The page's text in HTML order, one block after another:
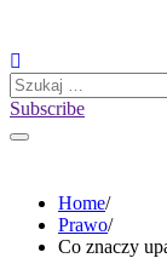
content
Szukaj:
Subscribe
Home
Prawo
Co znaczy